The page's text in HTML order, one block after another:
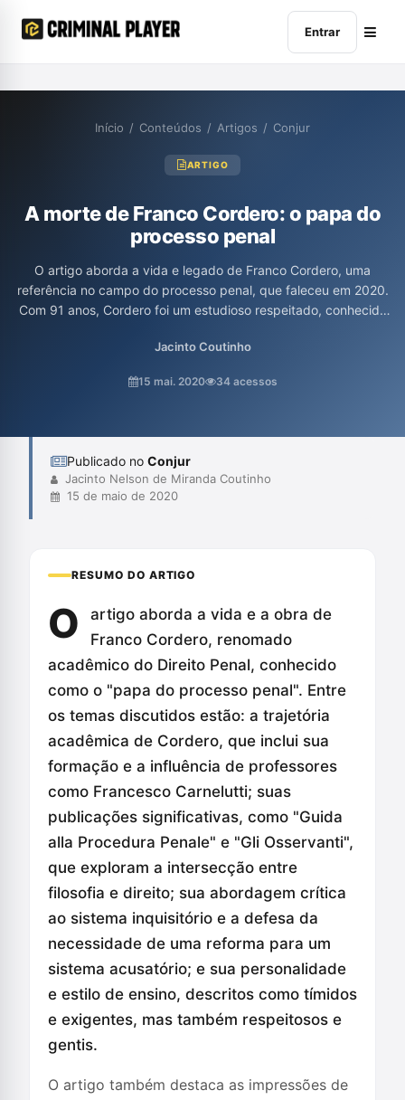
Entrar
Início / Conteúdos / Artigos / Conjur
ARTIGO
A morte de Franco Cordero: o papa do
processo penal
O artigo aborda a vida e legado de Franco Cordero, uma
referência no campo do processo penal, que faleceu em 2020.
Com 91 anos, Cordero foi um estudioso respeitado, conhecido
gerações de juristas, especialmente em relação à reforma do
teóricas e a importância de suas obras, mostrando que seu
Jacinto Coutinho
15 mai. 2020 34 acessos
Publicado no Conjur
Jacinto Nelson de Miranda Coutinho
15 de maio de 2020
RESUMO DO ARTIGO
O
artigo aborda a vida e a obra de
Franco Cordero, renomado
acadêmico do Direito Penal, conhecido
como o "papa do processo penal". Entre
os temas discutidos estão: a trajetória
acadêmica de Cordero, que inclui sua
formação e a influência de professores
como Francesco Carnelutti; suas
publicações significativas, como "Guida
alla Procedura Penale" e "Gli Osservanti",
que exploram a intersecção entre
filosofia e direito; sua abordagem crítica
ao sistema inquisitório e a defesa da
necessidade de uma reforma para um
sistema acusatório; e sua personalidade
e estilo de ensino, descritos como tímidos
e exigentes, mas também respeitosos e
gentis.
O artigo também destaca as impressões de